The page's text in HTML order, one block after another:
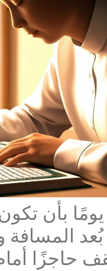
بأن تكون
المسافة
حاجزًا